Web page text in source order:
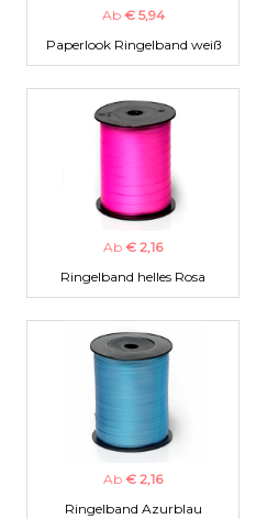
Ab € 5,94
Paperlook Ringelband weiß
Ab € 2,16
Ringelband helles Rosa
Ab € 2,16
Ringelband Azurblau